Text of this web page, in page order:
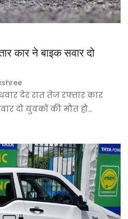
कार ने बाइक सवार दो
देर रात तेज रफ्तार कार
दो युवकों की मौत हो…